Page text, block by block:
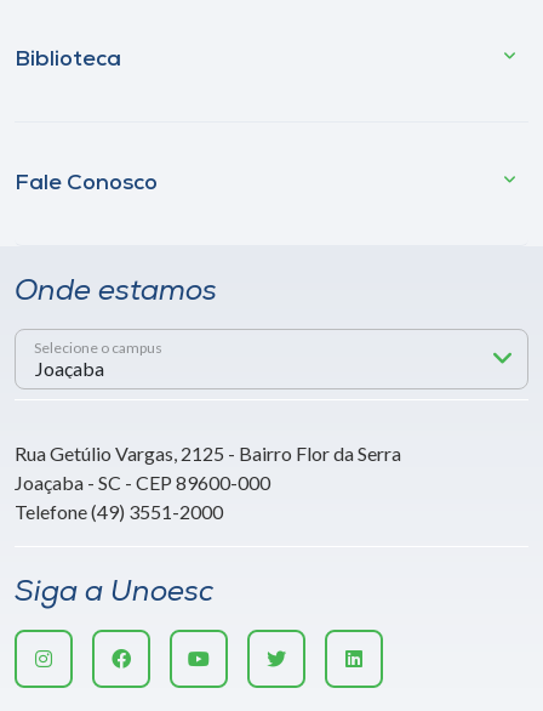
Biblioteca
Fale Conosco
Onde estamos
Selecione o campus
Rua Getúlio Vargas, 2125 - Bairro Flor da Serra
Joaçaba - SC - CEP 89600-000
Telefone (49) 3551-2000
Siga a Unoesc